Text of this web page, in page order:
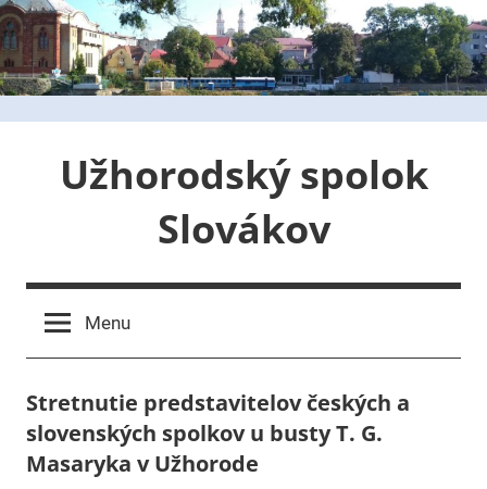
Skip
to
content
Užhorodský spolok
Slovákov
Menu
Stretnutie predstavitelov českých a
slovenských spolkov u busty T. G.
Masaryka v Užhorode